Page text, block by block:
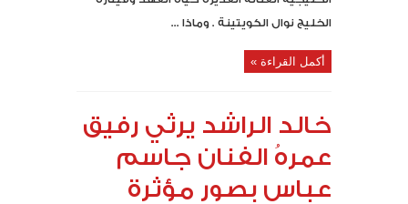
الخليج نوال الكويتينة . وماذا ...
أكمل القراءة »
خالد الراشد يرثي رفيق
عمرهُ الفنان جاسم
عباس بصور مؤثرة